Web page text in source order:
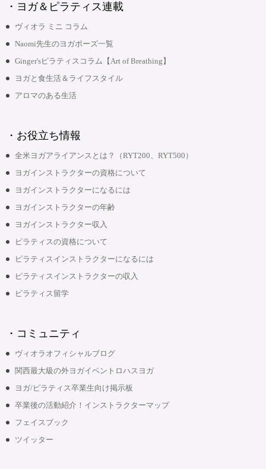
・ヨガ＆ピラティス連載
ヴィオラ ミニ コラム
Naomi先生のヨガポーズ一覧
Ginger'sピラティスコラム【Art of Breathing】
ヨガと食生活＆ライフスタイル
アロマのある生活
・お役立ち情報
全米ヨガアライアンスとは？（RYT200、RYT500）
ヨガインストラクターの資格について
ヨガインストラクターになるには
ヨガインストラクターの年齢
ヨガインストラクター収入
ピラティスの資格について
ピラティスインストラクターになるには
ピラティスインストラクターの収入
ピラティス留学
・コミュニティ
ヴィオラオフィシャルブログ
関西最大級の外ヨガイベントロハスヨガ
ヨガ/ピラティス卒業生向け掲示板
卒業後の活動紹介！インストラクターマップ
フェイスブック
ツイッター